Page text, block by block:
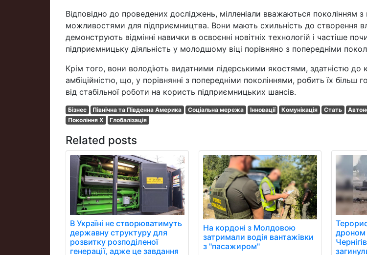
Відповідно до проведених досліджень, мілленіали вважаються поколінням
можливостями для підприємництва. Вони мають схильність до створення
демонструють відмінні навички в освоєнні новітніх технологій і частіше
підприємницьку діяльність у молодшому віці порівняно з попередніми
Крім того, вони володіють видатними лідерськими якостями, здатністю до
амбіційністю, що, у порівнянні з попередніми поколіннями, робить їх більш
від стабільної роботи на користь підприємницьких шансів.
Бізнес Північна та Південна Америка Соціальна мережа Інновації Комунікація Стать
Покоління X
Глобалізація
Related posts
В Україні не створюватимуть
державну структуру для
розвитку розподіленої
генерації, адже це завдання
На кордоні з Молдовою
затримали водія вантажівки
з "пасажиром"
дроном